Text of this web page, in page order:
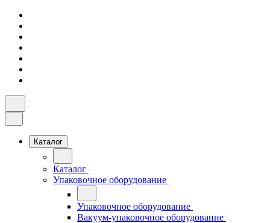
Каталог
Каталог
Упаковочное оборудование
Упаковочное оборудование
Вакуум-упаковочное оборудование